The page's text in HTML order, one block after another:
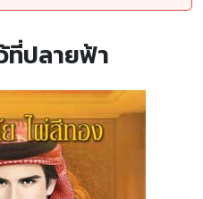
ที่ปลายฟ้า